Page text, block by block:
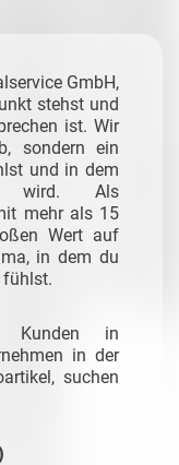
GmbH,
stehst und
ist. Wir
sondern ein
und in dem
wird. Als
mehr als 15
Wert auf
in dem du
Kunden in
in der
suchen